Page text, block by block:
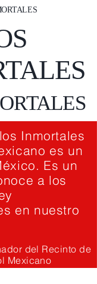
Inmortales
es un
Es un
a los
en nuestro
del Recinto de
Mexicano